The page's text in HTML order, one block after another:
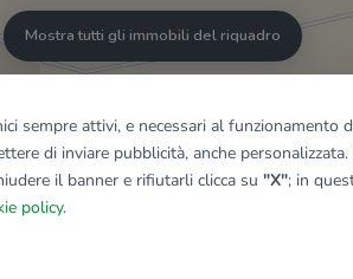
©
Mostra tutti gli immobili del riquadro
sempre attivi, e necessari al
di inviare pubblicità, anche
il banner e rifiutarli clicca su "X"; in
policy.